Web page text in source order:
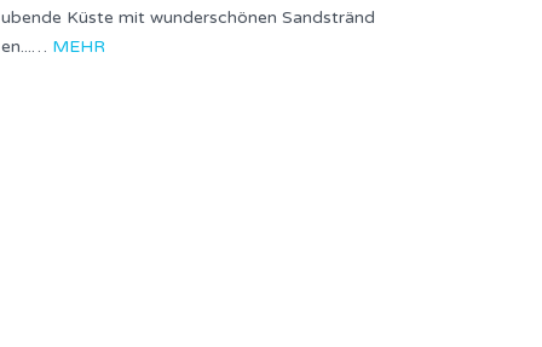
ubende Küste mit wunderschönen Sandstränd
en...… MEHR